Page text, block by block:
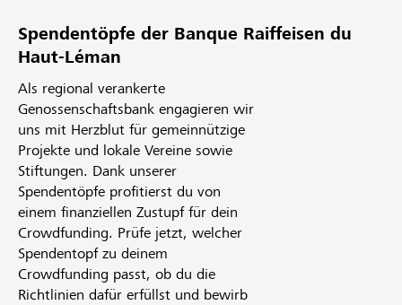
Spendentöpfe der Banque Raiffeisen du
Haut-Léman
Als regional verankerte
Genossenschaftsbank engagieren wir
uns mit Herzblut für gemeinnützige
Projekte und lokale Vereine sowie
Stiftungen. Dank unserer
Spendentöpfe profitierst du von
einem finanziellen Zustupf für dein
Crowdfunding. Prüfe jetzt, welcher
Spendentopf zu deinem
Crowdfunding passt, ob du die
Richtlinien dafür erfüllst und bewirb